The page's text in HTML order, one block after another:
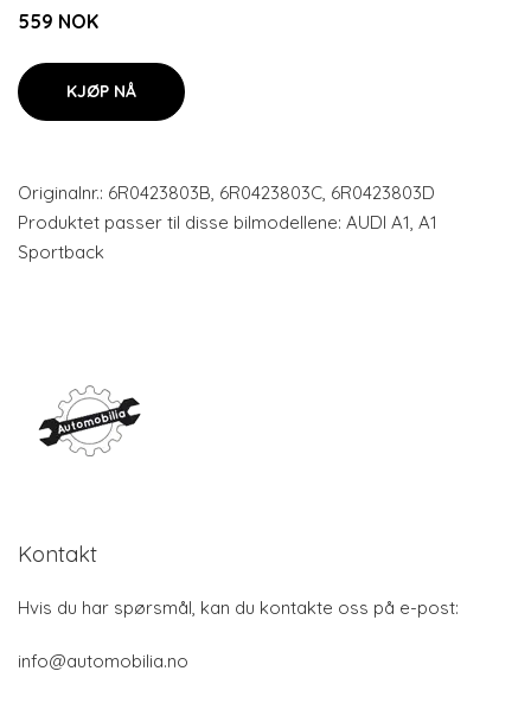
559 NOK
KJØP NÅ
Originalnr.: 6R0423803B, 6R0423803C, 6R0423803D
Produktet passer til disse bilmodellene: AUDI A1, A1
Sportback
Kontakt
Hvis du har spørsmål, kan du kontakte oss på e-post:
info@automobilia.no